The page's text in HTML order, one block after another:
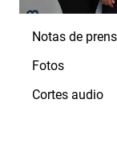
Notas de
Fotos
Cortes audio